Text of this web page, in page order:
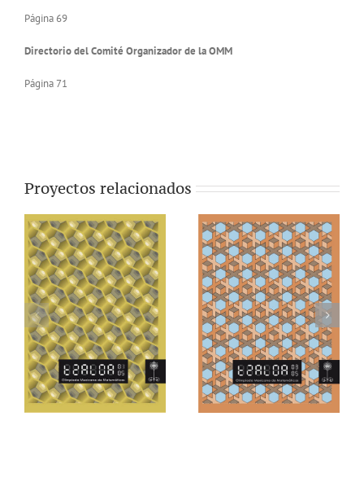
Página 69
Directorio del Comité Organizador de la OMM
Página 71
Proyectos relacionados